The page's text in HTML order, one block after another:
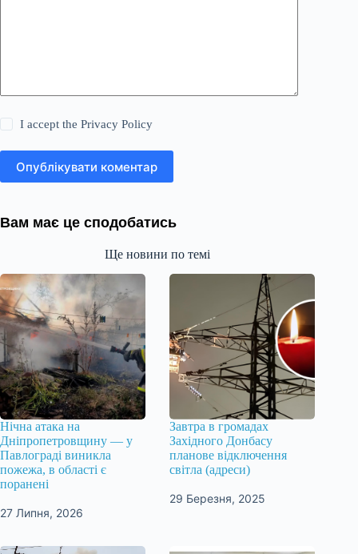
I accept thePrivacy Policy
Опублікувати коментар
Вам має це сподобатись
Ще новини по темі
Нічна атака на
Дніпропетровщину — у
Павлограді виникла
пожежа, в області є
поранені
27 Липня, 2026
Завтра в громадах
Західного Донбасу
планове відключення
світла (адреси)
29 Березня, 2025